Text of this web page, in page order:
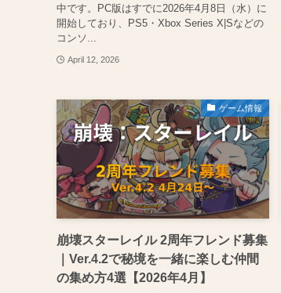
中です。PC版はすでに2026年4月8日（水）に
開始しており、PS5・Xbox Series X|Sなどの
コンソ...
April 12, 2026
ゲーム情報
崩壊スターレイル 2周年フレンド募集
｜Ver.4.2で秘境を一緒に楽しむ仲間
の集め方4選【2026年4月】